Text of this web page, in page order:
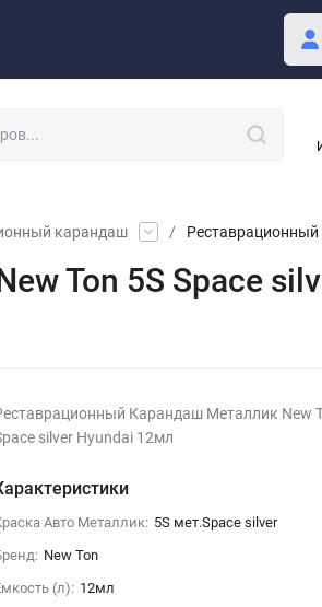
карандаш / Реставрационный
Ton 5S Space
Карандаш Металлик New
silver Hyundai 12мл
Авто Металлик: 5S мет.Space silver
New Ton
(л): 12мл